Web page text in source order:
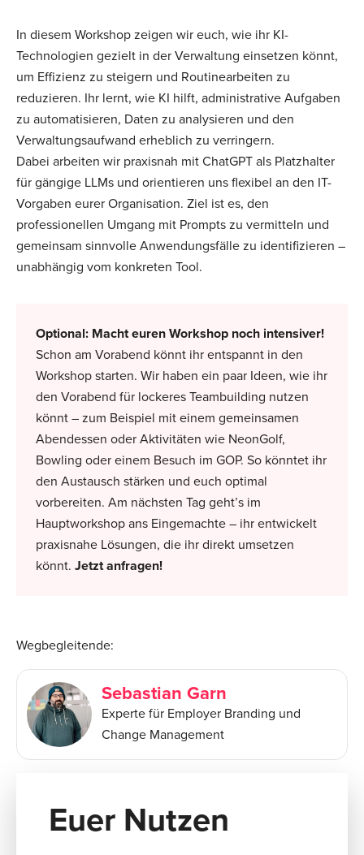
In diesem Workshop zeigen wir euch, wie ihr KI-
Technologien gezielt in der Verwaltung einsetzen könnt,
um Effizienz zu steigern und Routinearbeiten zu
reduzieren. Ihr lernt, wie KI hilft, administrative Aufgaben
zu automatisieren, Daten zu analysieren und den
Verwaltungsaufwand erheblich zu verringern.
Dabei arbeiten wir praxisnah mit ChatGPT als Platzhalter
für gängige LLMs und orientieren uns flexibel an den IT-
Vorgaben eurer Organisation. Ziel ist es, den
professionellen Umgang mit Prompts zu vermitteln und
gemeinsam sinnvolle Anwendungsfälle zu identifizieren –
unabhängig vom konkreten Tool.
Optional: Macht euren Workshop noch intensiver!
Schon am Vorabend könnt ihr entspannt in den
Workshop starten. Wir haben ein paar Ideen, wie ihr
den Vorabend für lockeres Teambuilding nutzen
könnt – zum Beispiel mit einem gemeinsamen
Abendessen oder Aktivitäten wie NeonGolf,
Bowling oder einem Besuch im GOP. So könntet ihr
den Austausch stärken und euch optimal
vorbereiten. Am nächsten Tag geht’s im
Hauptworkshop ans Eingemachte – ihr entwickelt
praxisnahe Lösungen, die ihr direkt umsetzen
könnt. Jetzt anfragen!
Wegbegleitende:
Sebastian Garn
Experte für Employer Branding und
Change Management
Euer Nutzen